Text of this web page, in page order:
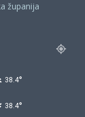
županija
38.4°
38.4°